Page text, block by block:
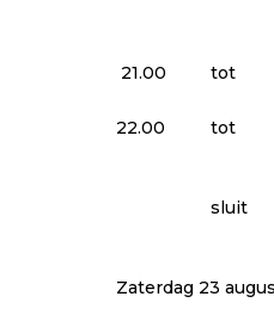
21.00 tot
22.00 tot
sluit
Zaterdag 23